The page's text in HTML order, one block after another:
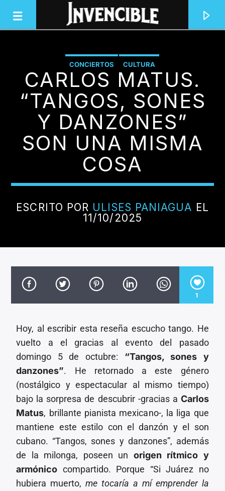
INVENCIBLE RADIO
JUNTOS SOMOS INVENCIBLES
Invencible Radio
CONCIERTOS CULTURA
CARLOS MATUS.
“TANGOS, SONES
Y DANZONES”
SON UNA MISMA
COSA
ESCRITO POR ULISES PANIAGUA EL
11/10/2025
1
Hoy, al escribir esta reseña escucho tango. He
vuelto a el gracias al evento del pasado
domingo 5 de octubre: “Tangos, sones y
danzones”. He retornado a este género
(nostálgico y espectacular al mismo tiempo)
bajo la sorpresa de descubrir -gracias a Carlos
Matus, brillante pianista mexicano-, la liga que
mantiene este estilo con el danzón y el son
cubano. “Tangos, sones y danzones”, además
de la milonga, poseen un origen rítmico y
armónico compartido. Porque “Si Juárez no
hubiera muerto,me tocaría a mí emprender la